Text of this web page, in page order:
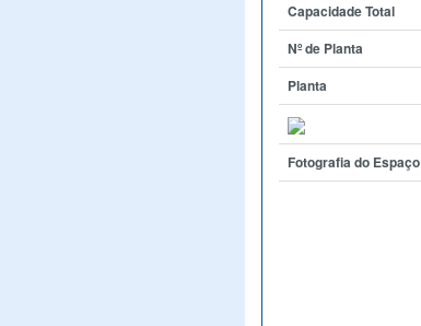
Capacidade Total
Nº de Planta
Planta
Fotografia do Espaço